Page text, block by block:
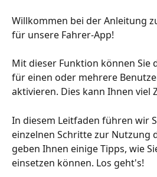
Willkommen bei der Anleitung
für unsere Fahrer-App!
Mit dieser Funktion können Sie
für einen oder mehrere
aktivieren. Dies kann Ihnen viel
In diesem Leitfaden führen wir
einzelnen Schritte zur Nutzung
geben Ihnen einige Tipps, wie
einsetzen können. Los geht's!